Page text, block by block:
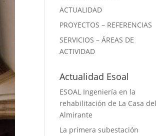
ACTUALIDAD
PROYECTOS – REFERENCIAS
SERVICIOS – ÁREAS DE
ACTIVIDAD
Actualidad Esoal
ESOAL Ingeniería en la
rehabilitación de La Casa del
Almirante
La primera subestación